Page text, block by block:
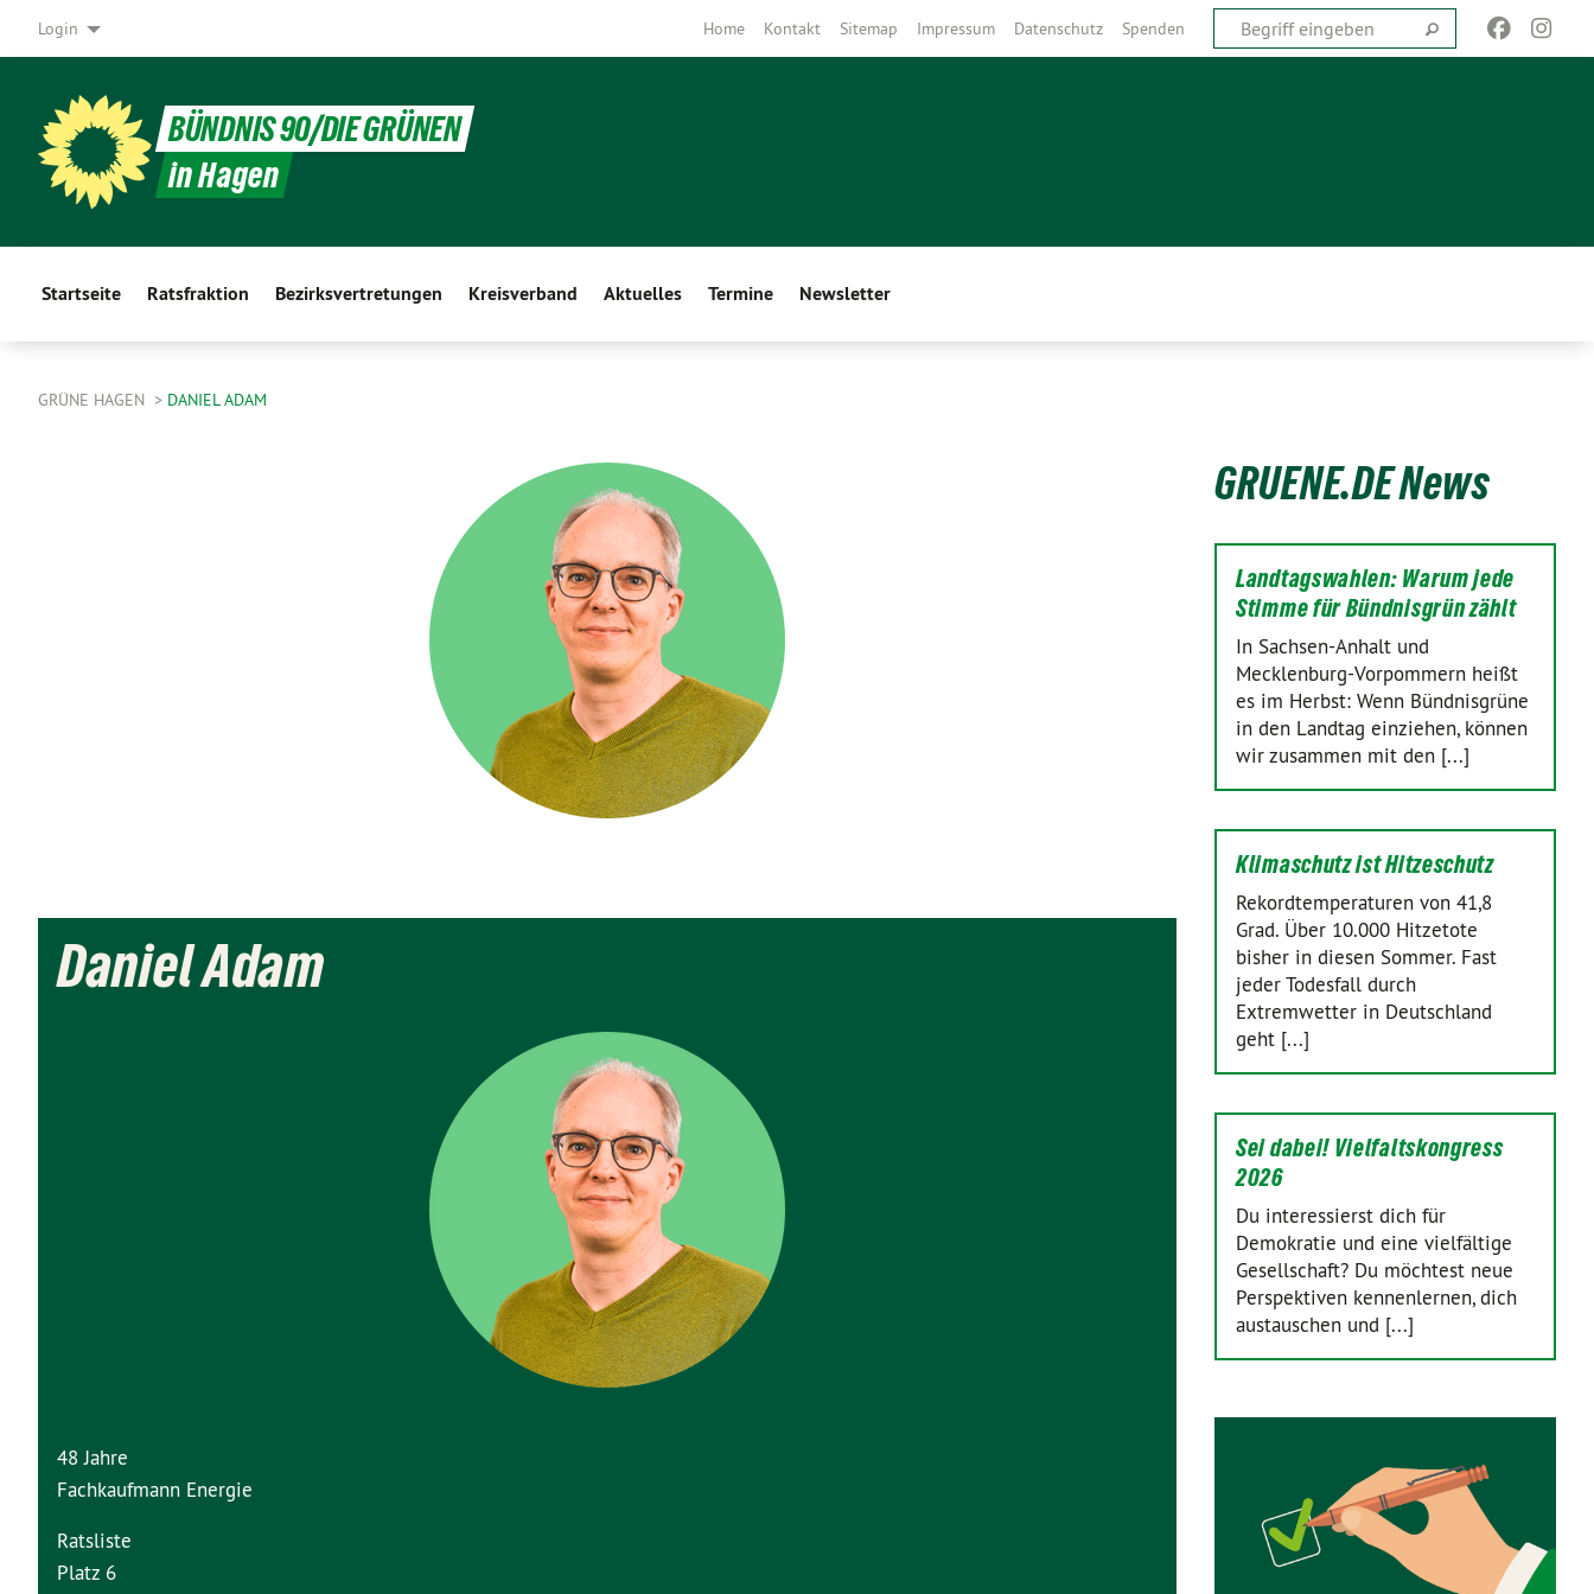
Home Kontakt Sitemap Impressum Datenschutz Spenden
Login
BÜNDNIS 90/DIE GRÜNEN
in Hagen
Startseite Ratsfraktion Bezirksvertretungen Kreisverband Aktuelles Termine Newsletter
GRÜNE HAGEN DANIEL ADAM
Daniel Adam
48 Jahre
Fachkaufmann Energie
Ratsliste
Platz 6
GRUENE.DE News
Landtagswahlen: Warum jede
Stimme für Bündnisgrün zählt
In Sachsen-Anhalt und
Mecklenburg-Vorpommern heißt
es im Herbst: Wenn Bündnisgrüne
in den Landtag einziehen, können
wir zusammen mit den [...]
Klimaschutz ist Hitzeschutz
Rekordtemperaturen von 41,8
Grad. Über 10.000 Hitzetote
bisher in diesen Sommer. Fast
jeder Todesfall durch
Extremwetter in Deutschland
geht [...]
Sei dabei! Vielfaltskongress
2026
Du interessierst dich für
Demokratie und eine vielfältige
Gesellschaft? Du möchtest neue
Perspektiven kennenlernen, dich
austauschen und [...]